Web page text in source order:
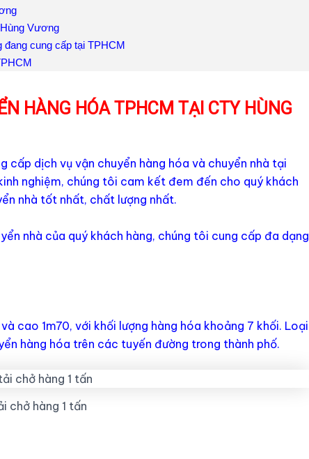
Vương
cung cấp tại TPHCM
HÀNG HÓA TPHCM TẠI CTY HÙNG
cấp dịch vụ vận chuyển hàng hóa và chuyển nhà tại
nghiệm, chúng tôi cam kết đem đến cho quý khách
nhà tốt nhất, chất lượng nhất.
nhà của quý khách hàng, chúng tôi cung cấp đa dạng
cao 1m70, với khối lượng hàng hóa khoảng 7 khối. Loại
hàng hóa trên các tuyến đường trong thành phố.
chở hàng 1 tấn